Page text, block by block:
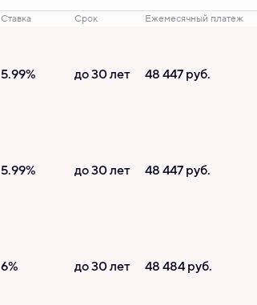
Ставка Срок
Ежемесячный платеж
5.99% до 30 лет 48 447 руб.
5.99% до 30 лет 48 447 руб.
6% до 30 лет 48 484 руб.